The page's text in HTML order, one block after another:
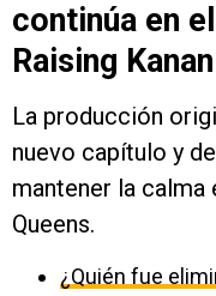
continúa en
Raising Kanan
La producción
nuevo capítulo y
mantener la calma
Queens.
¿Quién fue